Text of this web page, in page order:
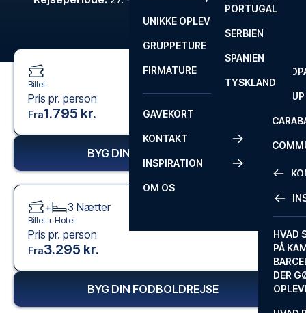
FA CUP
ROM
SEVILLA
PORTUGAL
SERBIEN
SPANIEN
TYSKLAND
UNIKKE OPLEVELSER
GRUPPETURE
FIRMATURE
GAVEKORT
KONTAKT
FAQ
INSPIRATION
HVAD
PÅ
DER
OM OS
Billet
Pris pr. person
Fra1.795 kr.
BYG DIN FODBOLDREJSE
+ 3 Nætter
Billet + Hotel
Pris pr. person
Fra3.295 kr.
BYG DIN FODBOLDREJSE